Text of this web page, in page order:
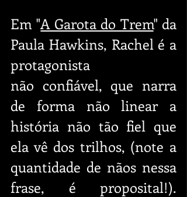
Em "A Garota do Trem" da
Paula Hawkins, Rachel é a
protagonista
não confiável, que narra
de forma não linear a
história não tão fiel que
ela vê dos trilhos, (note a
quantidade de nãos nessa
frase, é proposital!).